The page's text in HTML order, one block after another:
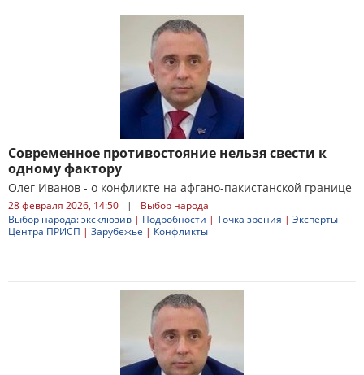
Современное противостояние нельзя свести к
одному фактору
Олег Иванов - о конфликте на афгано-пакистанской границе
28 февраля 2026, 14:50 |
Выбор народа
Выбор народа: эксклюзив | Подробности | Точка зрения | Эксперты
Центра ПРИСП | Зарубежье | Конфликты